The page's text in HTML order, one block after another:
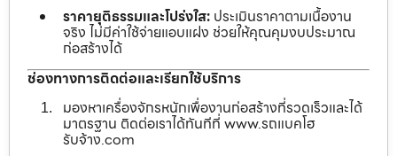
ราคายุติธรรมและโปร่งใส: ประเมินราคาตามเนื้องาน
จริง ไม่มีค่าใช้จ่ายแอบแฝง ช่วยให้คุณคุมงบประมาณ
ก่อสร้างได้
ช่องทางการติดต่อและเรียกใช้บริการ
มองหาเครื่องจักรหนักเพื่องานก่อสร้างที่รวดเร็วและได้
มาตรฐาน ติดต่อเราได้ทันทีที่ www.รถแบคโฮ
รับจ้าง.com